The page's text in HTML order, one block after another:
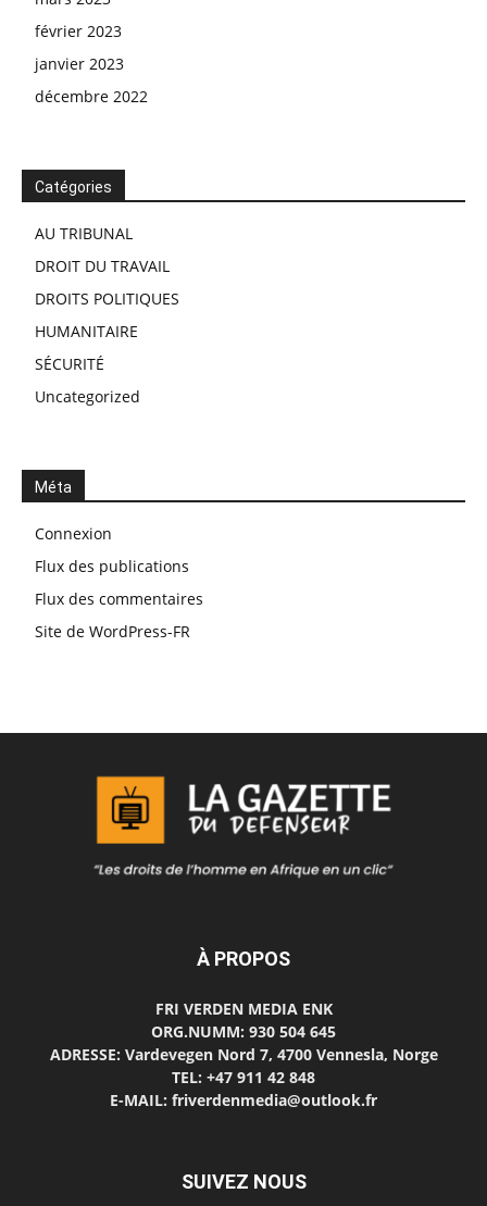
février 2023
janvier 2023
décembre 2022
Catégories
AU TRIBUNAL
DROIT DU TRAVAIL
DROITS POLITIQUES
HUMANITAIRE
SÉCURITÉ
Uncategorized
Méta
Connexion
Flux des publications
Flux des commentaires
Site de WordPress-FR
À PROPOS
FRI VERDEN MEDIA ENK
ORG.NUMM: 930 504 645
ADRESSE: Vardevegen Nord 7, 4700 Vennesla, Norge
TEL: +47 911 42 848
E-MAIL: friverdenmedia@outlook.fr
SUIVEZ NOUS